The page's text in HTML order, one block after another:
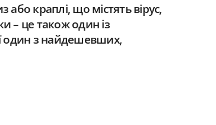
або краплі, що містять вірус,
– це також один із
один з найдешевших,